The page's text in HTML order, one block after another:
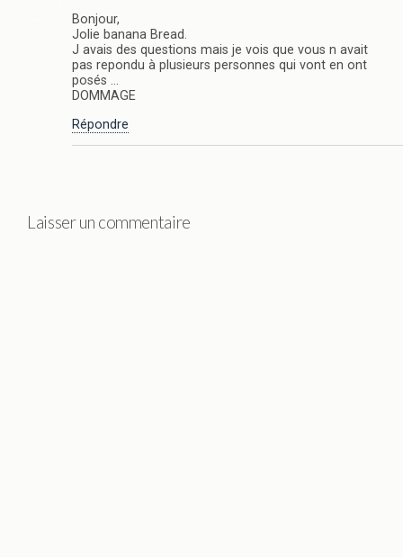
Bonjour,
Jolie banana Bread.
J avais des questions mais je vois que vous n avait
pas repondu à plusieurs personnes qui vont en ont
posés …
DOMMAGE
Répondre
Laisser un commentaire